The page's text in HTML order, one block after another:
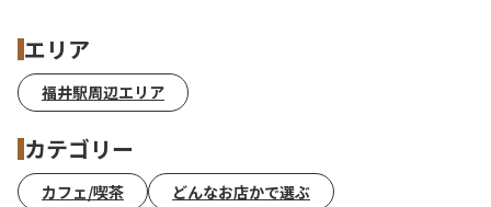
エリア
福井駅周辺エリア
カテゴリー
カフェ/喫茶 どんなお店かで選ぶ